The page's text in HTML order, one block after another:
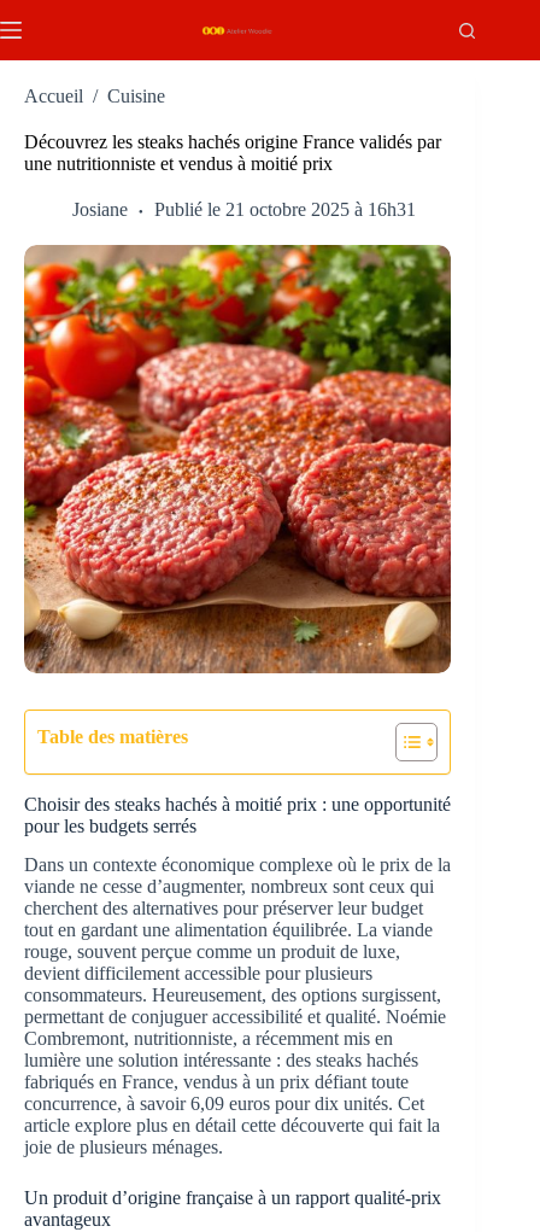
au
Accueil / Cuisine
Découvrez les steaks hachés origine France validés par
une nutritionniste et vendus à moitié prix
Josiane Publié le 21 octobre 2025 à 16h31
Table des matières
Choisir des steaks hachés à moitié prix : une opportunité
pour les budgets serrés
Dans un contexte économique complexe où le prix de la
viande ne cesse d’augmenter, nombreux sont ceux qui
cherchent des alternatives pour préserver leur budget
tout en gardant une alimentation équilibrée. La viande
rouge, souvent perçue comme un produit de luxe,
devient difficilement accessible pour plusieurs
consommateurs. Heureusement, des options surgissent,
permettant de conjuguer accessibilité et qualité. Noémie
Combremont, nutritionniste, a récemment mis en
lumière une solution intéressante : des steaks hachés
fabriqués en France, vendus à un prix défiant toute
concurrence, à savoir 6,09 euros pour dix unités. Cet
article explore plus en détail cette découverte qui fait la
joie de plusieurs ménages.
Un produit d’origine française à un rapport qualité-prix
avantageux